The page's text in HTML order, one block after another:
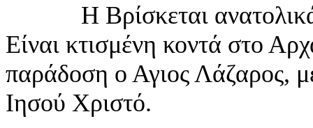
Η Βρίσκεται ανατολικά
Είναι κτισμένη κοντά στο
παράδοση ο Αγιος Λάζαρος,
Ιησού Χριστό.